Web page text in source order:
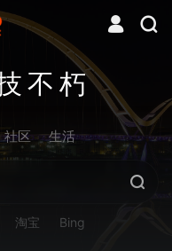
不朽
社区 生活
淘宝 Bing